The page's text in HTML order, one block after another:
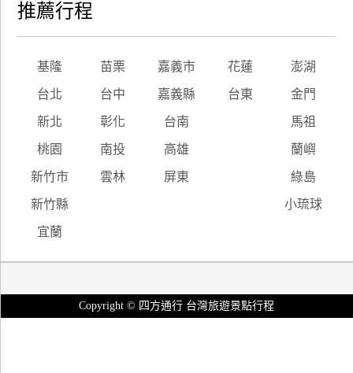
推薦行程
基隆 苗栗 嘉義市 花蓮 澎湖
台北 台中 嘉義縣 台東 金門
新北 彰化 台南 馬祖
桃園 南投 高雄 蘭嶼
新竹市 雲林 屏東 綠島
新竹縣 小琉球
宜蘭
Copyright © 四方通行 台灣旅遊景點行程